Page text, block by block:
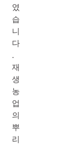
였
습
니
다
.
재
생
농
업
의
뿌
리